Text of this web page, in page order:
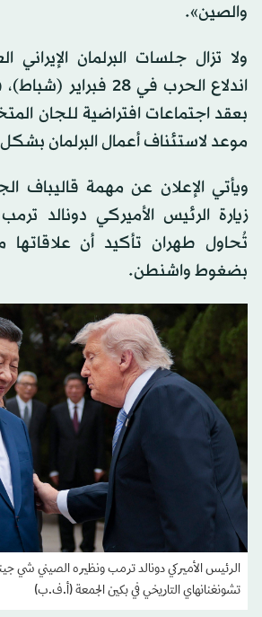
والصين».
ولا تزال جلسات البرلمان الإيراني
اندلاع الحرب في 28
بعقد اجتماعات افتراضية للجان
موعد لاستئناف أعمال البرلمان
ويأتي الإعلان عن مهمة قاليباف
زيارة الرئيس الأميركي دونالد
تُحاول طهران تأكيد أن علاقاتها
بضغوط واشنطن.
الرئيس الأميركي دونالد ترمب ونظيره الصيني شي
تشونغنانهاي التاريخي في بكين الجمعة (أ.ف.ب)